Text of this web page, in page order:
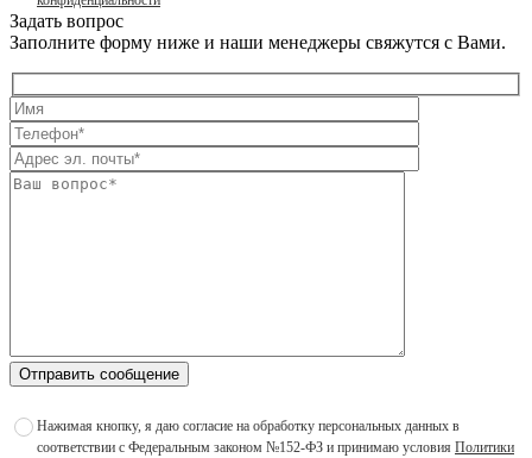
Задать вопрос
Заполните форму ниже и наши менеджеры свяжутся с Вами.
Отправить сообщение
Нажимая кнопку, я даю согласие на обработку персональных данных в
соответствии с Федеральным законом №152-ФЗ и принимаю условия Политики